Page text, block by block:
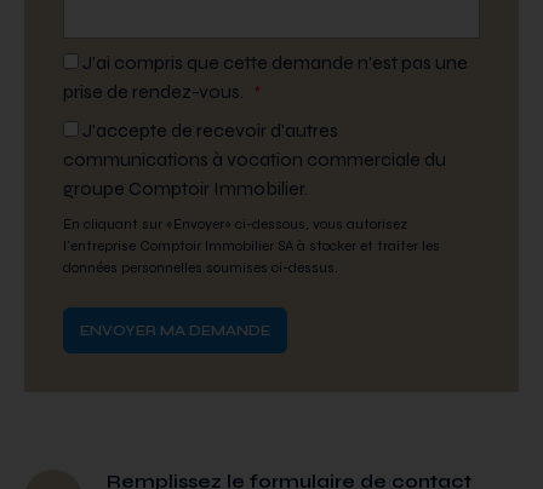
J’ai compris que cette demande n’est pas une
prise de rendez-vous. *
J'accepte de recevoir d'autres
communications à vocation commerciale du
groupe Comptoir Immobilier.
En cliquant sur «Envoyer» ci-dessous, vous autorisez
l'entreprise Comptoir Immobilier SA à stocker et traiter les
données personnelles soumises ci-dessus.
Remplissez le formulaire de contact